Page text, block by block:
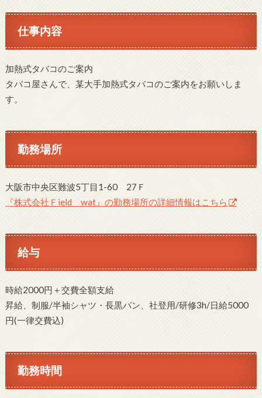
仕事内容
加熱式タバコのご案内
タバコ屋さんで、某大手加熱式タバコのご案内をお願いしま
す。
勤務場所
大阪市中央区難波5丁目1-60 27Ｆ
『株式会社Ｆield wat』の勤務場所の詳細情報はこちら
給与
時給2000円＋交費全額支給
昇給、制服/半袖シャツ・長黒パン、社登用/研修3h/日給5000
円(一律交費込)
勤務時間